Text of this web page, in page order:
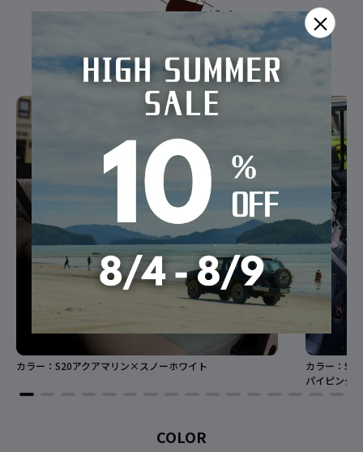
カラー：S20アクアマリン×スノーホワイト
カラー：
パイピング
COLOR
×